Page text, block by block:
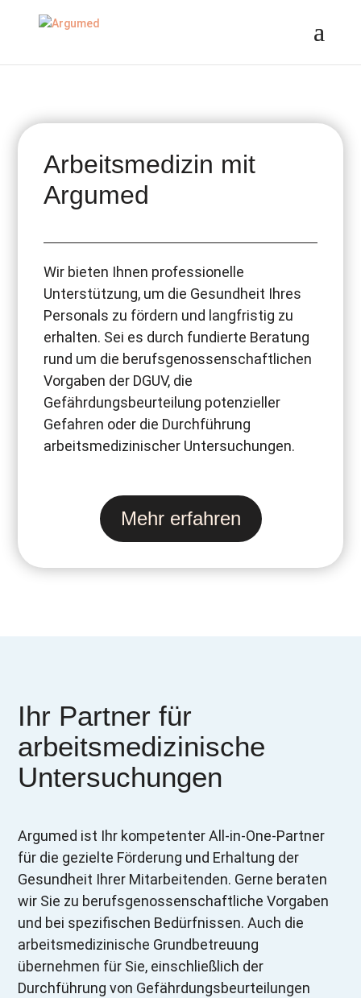
Arbeitsmedizin mit
Argumed
Wir bieten Ihnen professionelle
Unterstützung, um die Gesundheit Ihres
Personals zu fördern und langfristig zu
erhalten. Sei es durch fundierte Beratung
rund um die berufsgenossenschaftlichen
Vorgaben der DGUV, die
Gefährdungsbeurteilung potenzieller
Gefahren oder die Durchführung
arbeitsmedizinischer Untersuchungen.
Mehr erfahren
Ihr Partner für
arbeitsmedizinische
Untersuchungen ​
Argumed ist Ihr kompetenter All-in-One-Partner
für die gezielte Förderung und Erhaltung der
Gesundheit Ihrer Mitarbeitenden. Gerne beraten
wir Sie zu berufsgenossenschaftliche Vorgaben
und bei spezifischen Bedürfnissen. Auch die
arbeitsmedizinische Grundbetreuung
übernehmen für Sie, einschließlich der
Durchführung von Gefährdungsbeurteilungen